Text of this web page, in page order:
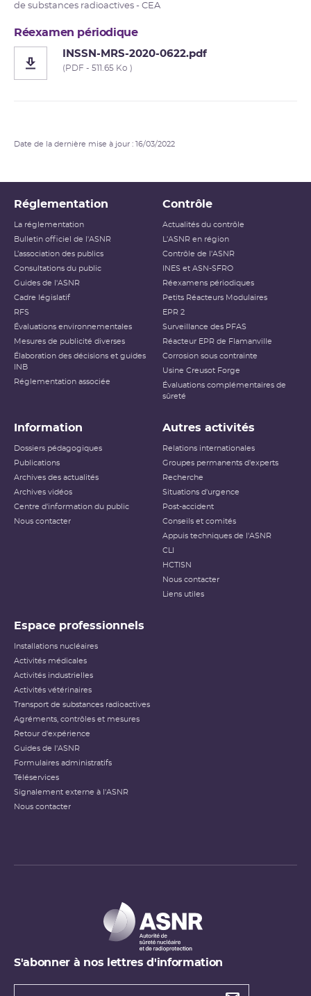
de substances radioactives - CEA
Réexamen périodique
INSSN-MRS-2020-0622.pdf
(PDF - 511.65 Ko )
Date de la dernière mise à jour : 16/03/2022
Réglementation
La réglementation
Bulletin officiel de l'ASNR
L’association des publics
Consultations du public
Guides de l'ASNR
Cadre législatif
RFS
Évaluations environnementales
Mesures de publicité diverses
Élaboration des décisions et guides
INB
Réglementation associée
Contrôle
Actualités du contrôle
L'ASNR en région
Contrôle de l'ASNR
INES et ASN-SFRO
Réexamens périodiques
Petits Réacteurs Modulaires
EPR 2
Surveillance des PFAS
Réacteur EPR de Flamanville
Corrosion sous contrainte
Usine Creusot Forge
Évaluations complémentaires de
sûreté
Information
Dossiers pédagogiques
Publications
Archives des actualités
Archives vidéos
Centre d'information du public
Nous contacter
Autres activités
Relations internationales
Groupes permanents d'experts
Recherche
Situations d'urgence
Post-accident
Conseils et comités
Appuis techniques de l'ASNR
CLI
HCTISN
Nous contacter
Liens utiles
Espace professionnels
Installations nucléaires
Activités médicales
Activités industrielles
Activités vétérinaires
Transport de substances radioactives
Agréments, contrôles et mesures
Retour d'expérience
Guides de l'ASNR
Formulaires administratifs
Téléservices
Signalement externe à l'ASNR
Nous contacter
S'abonner à nos lettres d'information
Types de